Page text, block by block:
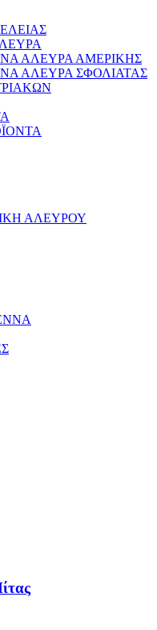
ΑΛΕΥΡΑ ΑΜΕΡΙΚΗΣ
ΑΛΕΥΡΑ ΣΦΟΛΙΑΤΑΣ
ΑΛΕΥΡΟΥ